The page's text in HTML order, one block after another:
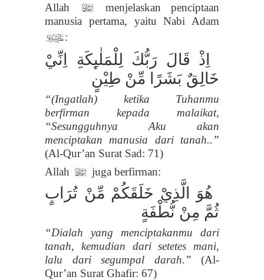
Allah
l
menjelaskan penciptaan
manusia pertama, yaitu Nabi Adam
p:
اِذْ قَالَ رَبُّكَ لِلْمَلٰىِٕكَةِ اِنِّيْ
خَالِقٌ بَشَرًا مِّنْ طِيْنٍ
“(Ingatlah) ketika Tuhanmu
berfirman kepada malaikat,
“Sesungguhnya Aku akan
menciptakan manusia dari tanah..”
(Al-Qur’an Surat Sad: 71)
Allah l juga berfirman:
هُوَ الَّذِيْ خَلَقَكُمْ مِّنْ تُرَابٍ
ثُمَّ مِنْ نُّطْفَةٍ
“Dialah yang menciptakanmu dari
tanah, kemudian dari setetes mani,
lalu dari segumpal darah.” (Al-
Qur’an Surat Ghafir: 67)